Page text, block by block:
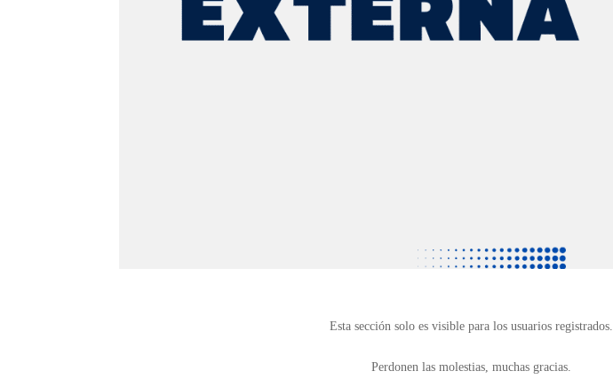
Esta sección solo es visible para los usuarios registrados.
Perdonen las molestias, muchas gracias.